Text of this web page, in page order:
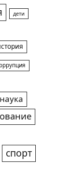
дети
наука
спорт